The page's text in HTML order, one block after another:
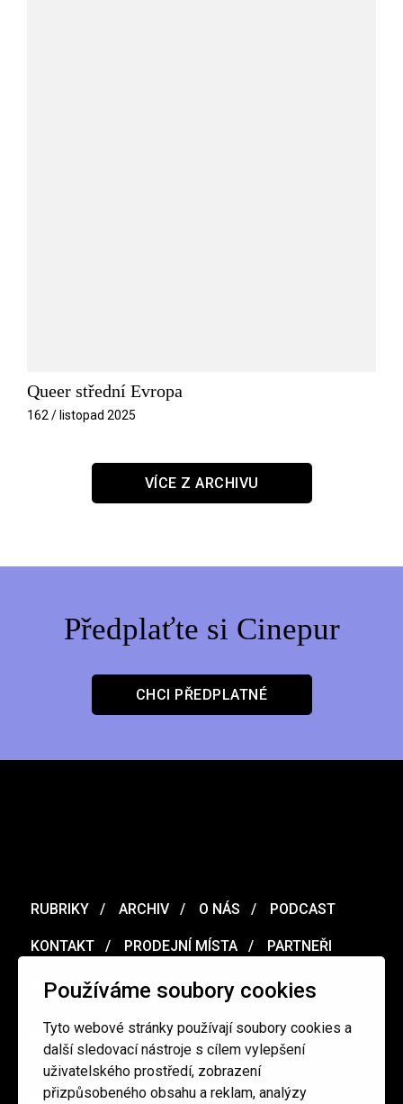
Používáme soubory cookies
Tyto webové stránky používají soubory cookies a
další sledovací nástroje s cílem vylepšení
uživatelského prostředí, zobrazení
přizpůsobeného obsahu a reklam, analýzy
Queer střední Evropa
162 / listopad 2025
VÍCE Z ARCHIVU
Předplaťte si Cinepur
CHCI PŘEDPLATNÉ
RUBRIKY ARCHIV O NÁS PODCAST
KONTAKT PRODEJNÍ MÍSTA PARTNEŘI
MERCH VOUCHER
Ochrana osobních údajů / Obchodní podmínky